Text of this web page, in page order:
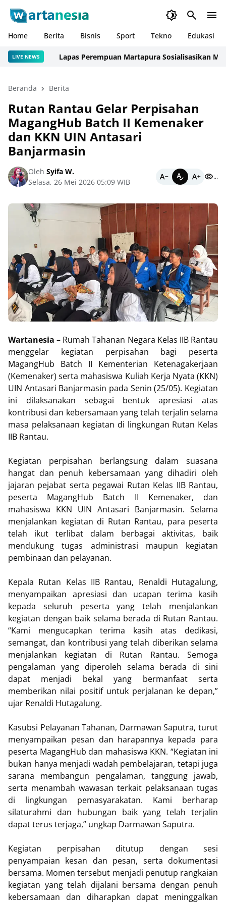
Home Berita Bisnis Sport Tekno Edukasi
LIVE NEWS Lapas Perempuan Martapura Sosialisasikan
Beranda Berita
Rutan Rantau Gelar Perpisahan
MagangHub Batch II Kemenaker
dan KKN UIN Antasari
Banjarmasin
Oleh Syifa W.
Selasa, 26 Mei 2026 05:09 WIB
...
Wartanesia– Rumah Tahanan Negara Kelas IIB Rantau
menggelar kegiatan perpisahan bagi peserta
MagangHub Batch II Kementerian Ketenagakerjaan
(Kemenaker) serta mahasiswa Kuliah Kerja Nyata (KKN)
UIN Antasari Banjarmasin pada Senin (25/05). Kegiatan
ini dilaksanakan sebagai bentuk apresiasi atas
kontribusi dan kebersamaan yang telah terjalin selama
masa pelaksanaan kegiatan di lingkungan Rutan Kelas
IIB Rantau.
Kegiatan perpisahan berlangsung dalam suasana
hangat dan penuh kebersamaan yang dihadiri oleh
jajaran pejabat serta pegawai Rutan Kelas IIB Rantau,
peserta MagangHub Batch II Kemenaker, dan
mahasiswa KKN UIN Antasari Banjarmasin. Selama
menjalankan kegiatan di Rutan Rantau, para peserta
telah ikut terlibat dalam berbagai aktivitas, baik
mendukung tugas administrasi maupun kegiatan
pembinaan dan pelayanan.
Kepala Rutan Kelas IIB Rantau, Renaldi Hutagalung,
menyampaikan apresiasi dan ucapan terima kasih
kepada seluruh peserta yang telah menjalankan
kegiatan dengan baik selama berada di Rutan Rantau.
“Kami mengucapkan terima kasih atas dedikasi,
semangat, dan kontribusi yang telah diberikan selama
menjalankan kegiatan di Rutan Rantau. Semoga
pengalaman yang diperoleh selama berada di sini
dapat menjadi bekal yang bermanfaat serta
memberikan nilai positif untuk perjalanan ke depan,”
ujar Renaldi Hutagalung.
Kasubsi Pelayanan Tahanan, Darmawan Saputra, turut
menyampaikan pesan dan harapannya kepada para
peserta MagangHub dan mahasiswa KKN. “Kegiatan ini
bukan hanya menjadi wadah pembelajaran, tetapi juga
sarana membangun pengalaman, tanggung jawab,
serta menambah wawasan terkait pelaksanaan tugas
di lingkungan pemasyarakatan. Kami berharap
silaturahmi dan hubungan baik yang telah terjalin
dapat terus terjaga,” ungkap Darmawan Saputra.
Kegiatan perpisahan ditutup dengan sesi
penyampaian kesan dan pesan, serta dokumentasi
bersama. Momen tersebut menjadi penutup rangkaian
kegiatan yang telah dijalani bersama dengan penuh
kebersamaan dan diharapkan dapat meninggalkan